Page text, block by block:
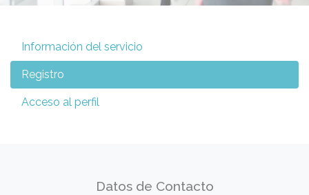
Información del servicio
Registro
Acceso al perfil
Datos de Contacto